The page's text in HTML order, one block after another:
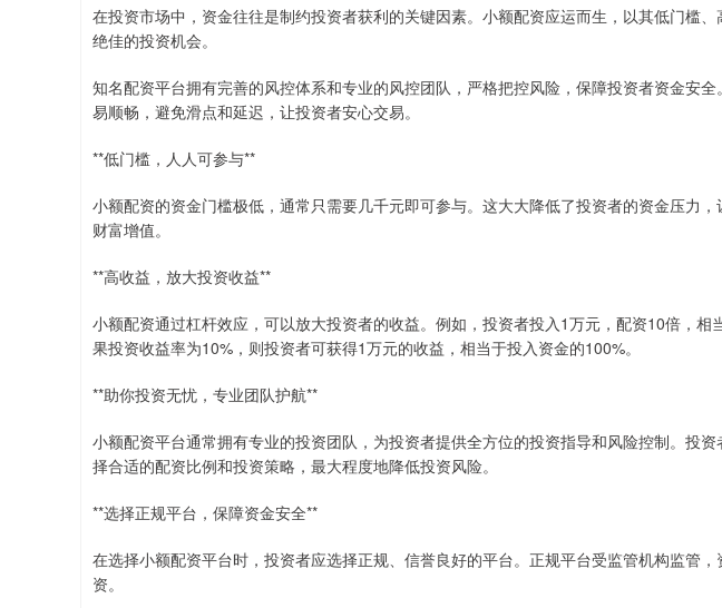
在投资市场中，资金往往是制约投资者获利的关键因素。小额配资应运而生，以其低门槛
绝佳的投资机会。
知名配资平台拥有完善的风控体系和专业的风控团队，严格把控风险，保障投资者资金安
易顺畅，避免滑点和延迟，让投资者安心交易。
**低门槛，人人可参与**
小额配资的资金门槛极低，通常只需要几千元即可参与。这大大降低了投资者的资金压力
财富增值。
**高收益，放大投资收益**
小额配资通过杠杆效应，可以放大投资者的收益。例如，投资者投入1万元，配资10倍，相
果投资收益率为10%，则投资者可获得1万元的收益，相当于投入资金的100%。
**助你投资无忧，专业团队护航**
小额配资平台通常拥有专业的投资团队，为投资者提供全方位的投资指导和风险控制。投
择合适的配资比例和投资策略，最大程度地降低投资风险。
**选择正规平台，保障资金安全**
在选择小额配资平台时，投资者应选择正规、信誉良好的平台。正规平台受监管机构监管
资。